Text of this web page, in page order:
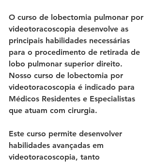
O curso de lobectomia pulmonar por
videotoracoscopia desenvolve as
principais habilidades necessárias
para o procedimento de retirada de
lobo pulmonar superior direito.
Nosso curso de lobectomia por
videotoracoscopia é indicado para
Médicos Residentes e Especialistas
que atuam com cirurgia.
Este curso permite desenvolver
habilidades avançadas em
videotoracoscopia, tanto